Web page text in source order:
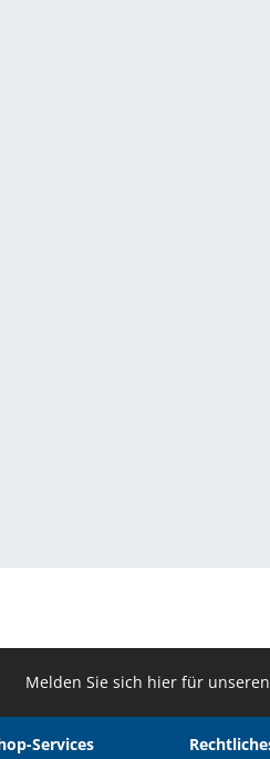
Melden Sie sich hier für
Services